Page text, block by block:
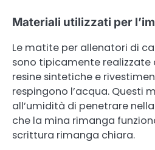
Materiali utilizzati per
Le matite per allenatori di
sono tipicamente
resine sintetiche e
respingono l’acqua. Questi
all’umidità di penetrare
che la mina rimanga
scrittura rimanga chiara.